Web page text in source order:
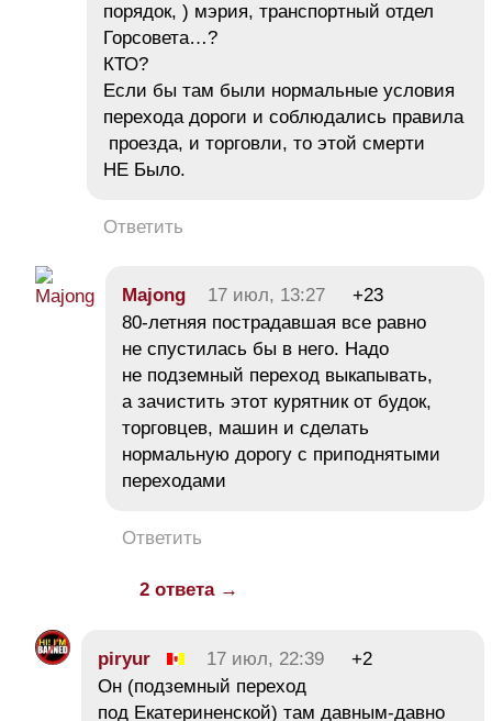
порядок, ) мэрия, транспортный отдел
Горсовета…?
КТО?
Если бы там были нормальные условия
перехода дороги и соблюдались правила
проезда, и торговли, то этой смерти
НЕ Было.
Ответить
Majong 17 июл, 13:27
+23
80-летняя пострадавшая все равно
не спустилась бы в него. Надо
не подземный переход выкапывать,
а зачистить этот курятник от будок,
торговцев, машин и сделать
нормальную дорогу с приподнятыми
переходами
Ответить
2 ответа →
piryur 17 июл, 22:39
+2
Он (подземный переход
под Екатериненской) там давным-давно